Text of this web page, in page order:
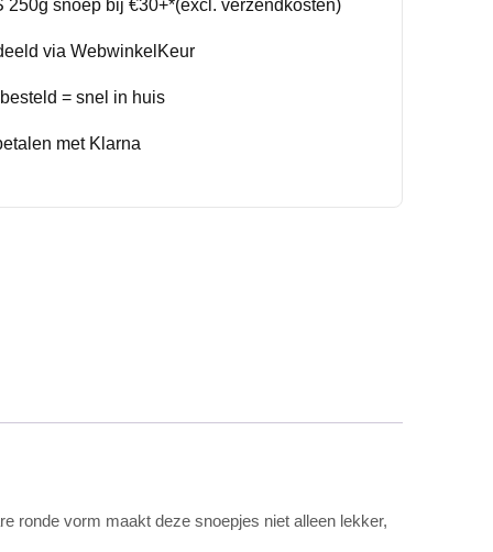
250g snoep bij €30+*(excl. verzendkosten)
via WebwinkelKeur
= snel in huis
met Klarna
ronde vorm maakt deze snoepjes niet alleen lekker,